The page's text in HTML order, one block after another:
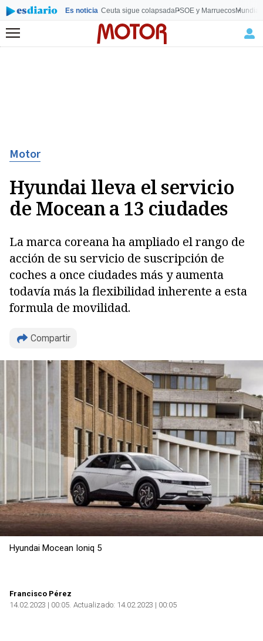
Es noticia Ceuta sigue colapsadaPSOE y MarruecosMundial
Menú
Motor
Hyundai lleva el servicio
de Mocean a 13 ciudades
La marca coreana ha ampliado el rango de
acción de su servicio de suscripción de
coches a once ciudades más y aumenta
todavía más la flexibilidad inherente a esta
formula de movilidad.
Compartir
Copiar
Hyundai Mocean Ioniq 5
Francisco Pérez
14.02.2023 | 00:05 Actualizado: 14.02.2023 | 00:05